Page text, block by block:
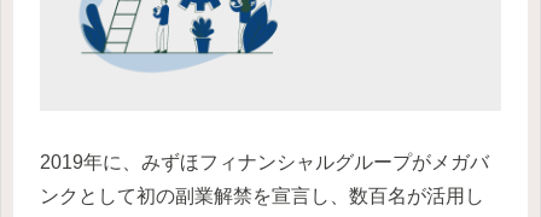
2019年に、みずほフィナンシャルグループがメガバ
ンクとして初の副業解禁を宣言し、数百名が活用し